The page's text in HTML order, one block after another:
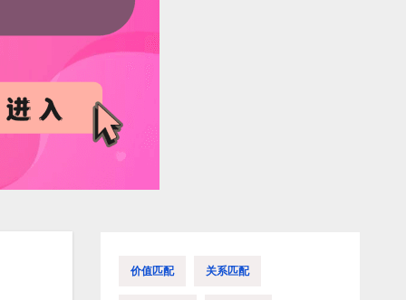
价值匹配 关系匹配